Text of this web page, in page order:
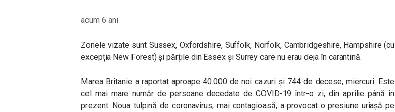
acum 6 ani
Zonele vizate sunt Sussex, Oxfordshire, Suffolk, Norfolk, Cambridgeshire, Hampshire (cu
excepția New Forest) și părțile din Essex și Surrey care nu erau deja în carantină.
Marea Britanie a raportat aproape 40.000 de noi cazuri și 744 de decese, miercuri. Este
cel mai mare număr de persoane decedate de COVID-19 într-o zi, din aprilie până în
prezent. Noua tulpină de coronavirus, mai contagioasă, a provocat o presiune uriașă pe